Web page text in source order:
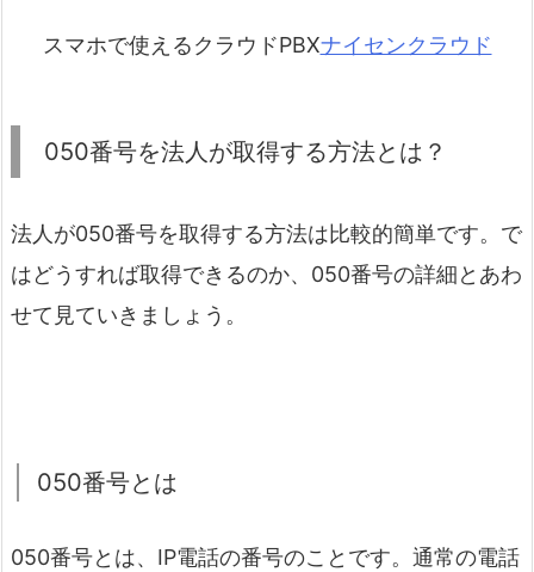
スマホで使えるクラウドPBXナイセンクラウド
050番号を法人が取得する方法とは？
法人が050番号を取得する方法は比較的簡単です。で
はどうすれば取得できるのか、050番号の詳細とあわ
せて見ていきましょう。
050番号とは
050番号とは、IP電話の番号のことです。通常の電話